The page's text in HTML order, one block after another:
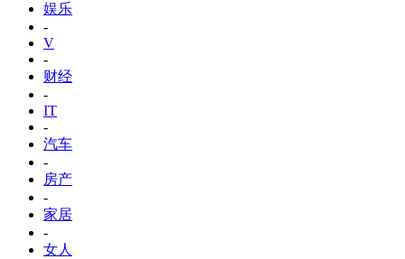
娱乐
-
V
-
财经
-
IT
-
汽车
-
房产
-
家居
-
女人